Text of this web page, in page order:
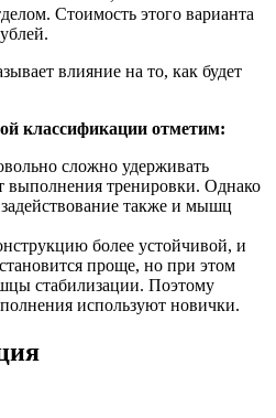
Стоимость этого варианта
влияние на то, как будет
классификации отметим:
сложно удерживать
выполнения тренировки. Однако
также и мышц
более устойчивой, и
проще, но при этом
стабилизации. Поэтому
используют новички.